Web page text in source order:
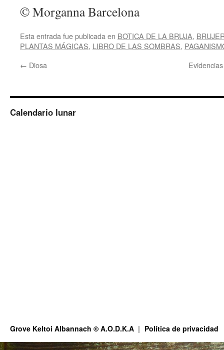
© Morganna Barcelona
Esta entrada fue publicada en BOTICA DE LA BRUJA,
PLANTAS MÁGICAS, LIBRO DE LAS SOMBRAS,
← Diosa
Calendario lunar
Grove Keltoi Albannach © A.O.D.K.A Política de privacidad